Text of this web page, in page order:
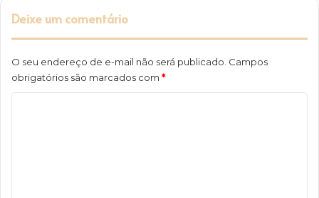
Deixe um comentário
O seu endereço de e-mail não será publicado. Campos
obrigatórios são marcados com *